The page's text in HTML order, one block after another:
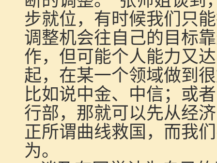
步就位，有时候我们只
调整机会往自己的目标
作，但可能个人能力又
起，在某一个领域做到
比如说中金、中信；或
行部，那就可以先从经
正所谓曲线救国，而我
为。